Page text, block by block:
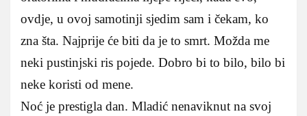
ovdje, u ovoj samotinji sjedim sam i čekam, ko
zna šta. Najprije će biti da je to smrt. Možda me
neki pustinjski ris pojede. Dobro bi to bilo, bilo bi
neke koristi od mene.
Noć je prestigla dan. Mladić nenaviknut na svoj